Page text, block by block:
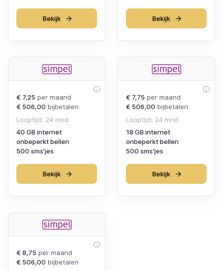
Bekijk Bekijk
€ 7,25 per maand
€ 506,00 bijbetalen
Looptijd: 24 mnd
40 GB internet
onbeperkt bellen
500 sms'jes
Bekijk
€ 7,75 per maand
€ 506,00 bijbetalen
Looptijd: 24 mnd
18 GB internet
onbeperkt bellen
500 sms'jes
Bekijk
€ 8,75 per maand
€ 506,00 bijbetalen